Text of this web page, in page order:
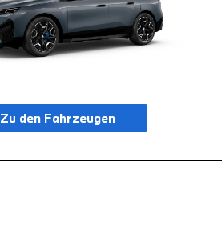
Zu den Fahrzeugen